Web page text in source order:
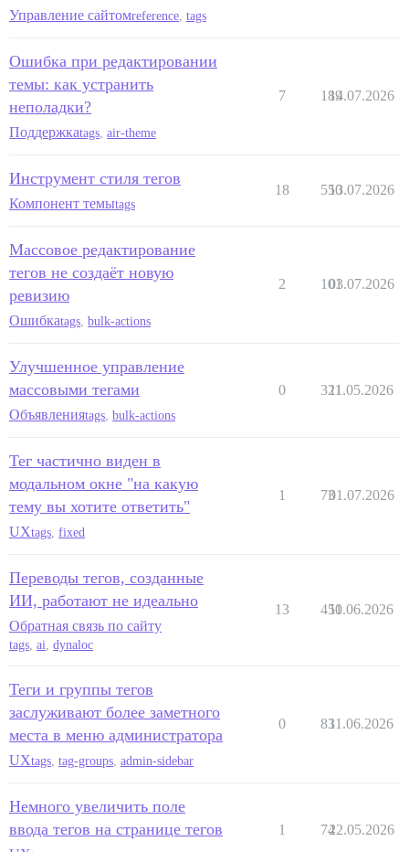
Управление сайтомreference tags
Ошибка при редактировании
темы: как устранить
неполадки?
Поддержкаtags air-theme
7 189
14.07.2026
Инструмент стиля тегов
Компонент темыtags
18 550
13.07.2026
Массовое редактирование
тегов не создаёт новую
ревизию
Ошибкаtags bulk-actions
2 101
03.07.2026
Улучшенное управление
массовыми тегами
Объявленияtags bulk-actions
0 32111.05.2026
Тег частично виден в
модальном окне "на какую
тему вы хотите ответить"
UXtags fixed
1 7301.07.2026
Переводы тегов, созданные
ИИ, работают не идеально
Обратная связь по сайту
tags, ai, dynaloc
13 450
11.06.2026
Теги и группы тегов
заслуживают более заметного
места в меню администратора
UXtags tag-groups admin-sidebar
0 8311.06.2026
Немного увеличить поле
ввода тегов на странице тегов
1 7422.05.2026